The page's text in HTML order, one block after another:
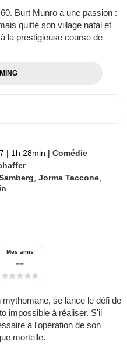
Burt Munro a une passion :
quitté son village natal et
la prestigieuse course de
| 1h 28min | Comédie
,Jorma Taccone
Mes amis
--
se lance le défi de
impossible à réaliser. S'il
à l'opération de son
mortelle.